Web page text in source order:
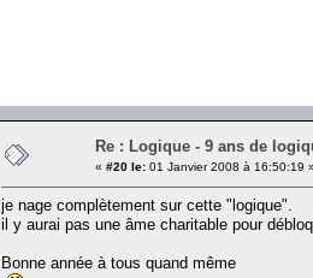
Re : Logique - 9 ans de
« #20 le: 01 Janvier 2008 à 16:50:19
je nage complètement sur cette "logique".
il y aurai pas une âme charitable pour
Bonne année à tous quand même